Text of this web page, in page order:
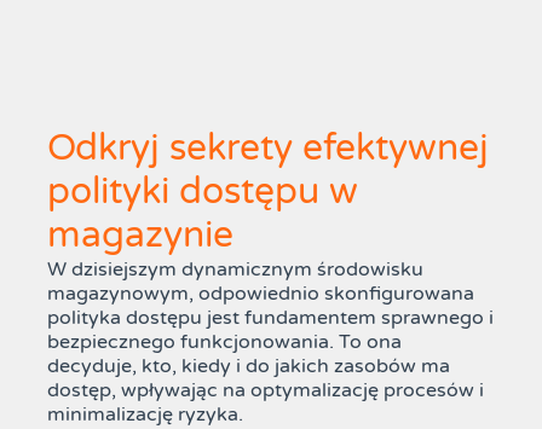
Odkryj sekrety efektywnej
polityki dostępu w
magazynie
W dzisiejszym dynamicznym środowisku
magazynowym, odpowiednio skonfigurowana
polityka dostępu jest fundamentem sprawnego i
bezpiecznego funkcjonowania. To ona
decyduje, kto, kiedy i do jakich zasobów ma
dostęp, wpływając na optymalizację procesów i
minimalizację ryzyka.